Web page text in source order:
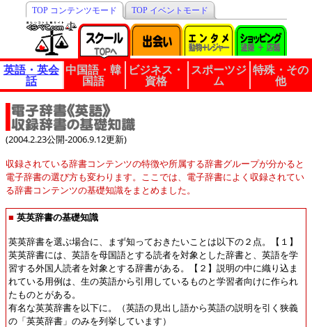
TOP コンテンツモード TOP イベントモード
英語・英会
話
中国語・韓
国語
ビジネス・
資格
スポーツジ
ム
特殊・その
他
(2004.2.23公開-2006.9.12更新)
収録されている辞書コンテンツの特徴や所属する辞書グループが分かると
電子辞書の選び方も変わります。ここでは、電子辞書によく収録されてい
る辞書コンテンツの基礎知識をまとめました。
■ 英英辞書の基礎知識
英英辞書を選ぶ場合に、まず知っておきたいことは以下の２点。【１】
英英辞書には、英語を母国語とする読者を対象とした辞書と、英語を学
習する外国人読者を対象とする辞書がある。【２】説明の中に織り込ま
れている用例は、生の英語から引用しているものと学習者向けに作られ
たものとがある。
有名な英英辞書を以下に。（英語の見出し語から英語の説明を引く狭義
の「英英辞書」のみを列挙しています）